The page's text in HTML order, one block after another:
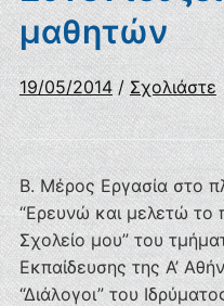
μαθητών
19/05/2014 /Σχολιάστε
Β. Μέρος Εργασία στο
“Ερευνώ και μελετώ το
Σχολείο μου” του
Εκπαίδευσης της Α’
“Διάλογοι” του